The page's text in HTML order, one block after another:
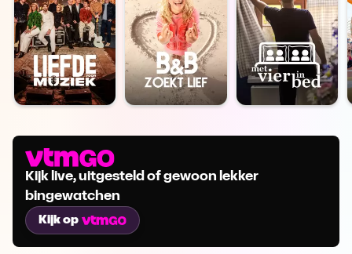
Kijk live, uitgesteld of gewoon lekker
bingewatchen
Kijk op